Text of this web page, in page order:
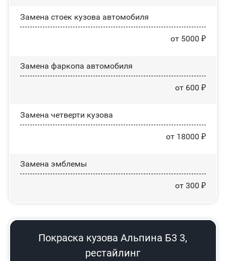
Замена стоек кузова автомобиля
от 5000 ₽
Замена фаркопа автомобиля
от 600 ₽
Замена четверти кузова
от 18000 ₽
Замена эмблемы
от 300 ₽
Покраска кузова Альпина Б3 3,
рестайлинг